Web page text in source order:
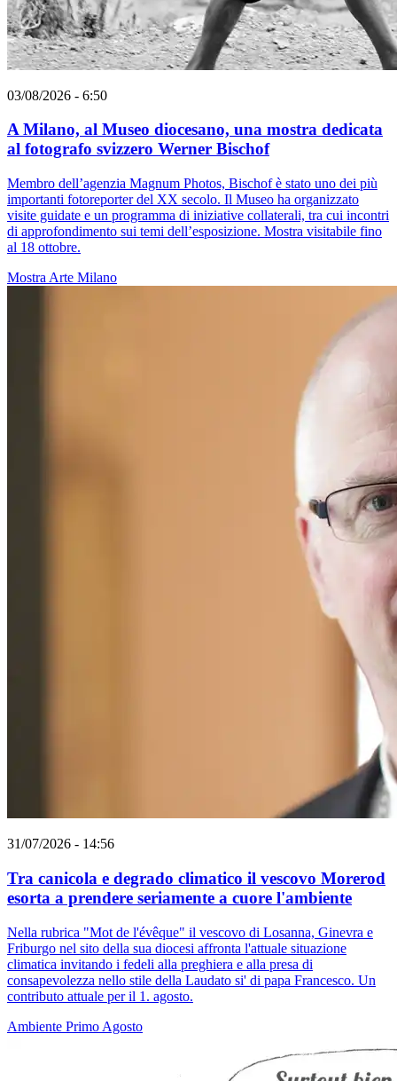
03/08/2026 - 6:50
A Milano, al Museo diocesano, una mostra dedicata
al fotografo svizzero Werner Bischof
Membro dell’agenzia Magnum Photos, Bischof è stato uno dei più
importanti fotoreporter del XX secolo. Il Museo ha organizzato
visite guidate e un programma di iniziative collaterali, tra cui incontri
di approfondimento sui temi dell’esposizione. Mostra visitabile fino
al 18 ottobre.
Mostra Arte Milano
31/07/2026 - 14:56
Tra canicola e degrado climatico il vescovo Morerod
esorta a prendere seriamente a cuore l'ambiente
Nella rubrica "Mot de l'évêque" il vescovo di Losanna, Ginevra e
Friburgo nel sito della sua diocesi affronta l'attuale situazione
climatica invitando i fedeli alla preghiera e alla presa di
consapevolezza nello stile della Laudato si' di papa Francesco. Un
contributo attuale per il 1. agosto.
Ambiente Primo Agosto